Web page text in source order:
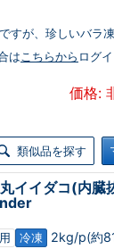
すが、珍しいバラ
はこちらから ログ
価格:
類似品を探す
イイダコ(内臓
冷凍 2kg/p(約